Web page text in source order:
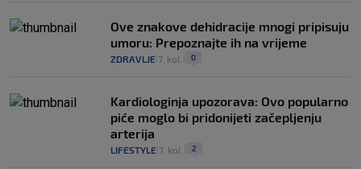
Ove znakove dehidracije mnogi pripisuju
umoru: Prepoznajte ih na vrijeme
ZDRAVLJE 7. kol. 0
Kardiologinja upozorava: Ovo popularno
piće moglo bi pridonijeti začepljenju
arterija
LIFESTYLE 7. kol. 2